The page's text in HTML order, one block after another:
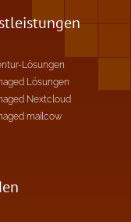
Lösungen
Lösungen
Nextcloud
mailcow